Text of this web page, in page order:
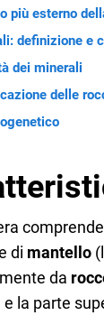
più esterno
definizione e
dei minerali
delle
di mantello
da
la parte